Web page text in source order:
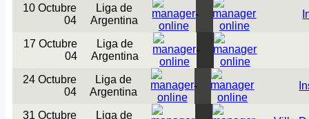
10 Octubre
04
Liga de
Argentina
-
17 Octubre
04
Liga de
Argentina
-
24 Octubre
04
Liga de
Argentina
-
31 Octubre
Liga de